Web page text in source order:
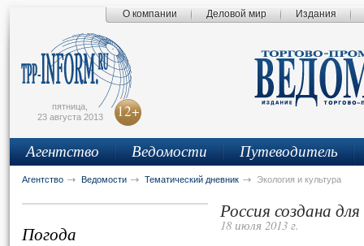
О компании Деловой мир Издания
пятница,
23 августа 2013
12+
Агентство Ведомости Путеводитель
Агентство Ведомости Тематический дневник Экология и культура
Погода
Россия создана для
18 июля 2013 г.